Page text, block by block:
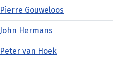
Pierre Gouweloos
John Hermans
Peter van Hoek